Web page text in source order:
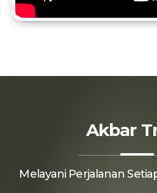
Akbar
Melayani Perjalanan